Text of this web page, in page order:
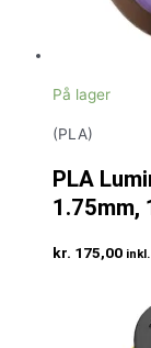
På lager
(PLA)
PLA
1.75mm,
kr. 175,00